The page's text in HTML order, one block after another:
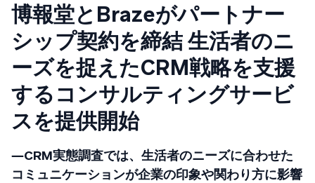
博報堂とBrazeがパートナー
シップ契約を締結 生活者のニ
ーズを捉えたCRM戦略を支援
するコンサルティングサービ
スを提供開始
―CRM実態調査では、生活者のニーズに合わせた
コミュニケーションが企業の印象や関わり方に影響